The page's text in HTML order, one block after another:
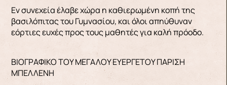
Εν συνεχεία έλαβε χώρα η καθιερωμένη κοπή της
βασιλόπιτας του Γυμνασίου, και όλοι απηύθυναν
εόρτιες ευχές προς τους μαθητές για καλή πρόοδο.
ΒΙΟΓΡΑΦΙΚΟ ΤΟΥ ΜΕΓΑΛΟΥ ΕΥΕΡΓΕΤΟΥ ΠΑΡΙΣΗ
ΜΠΕΛΛΕΝΗ